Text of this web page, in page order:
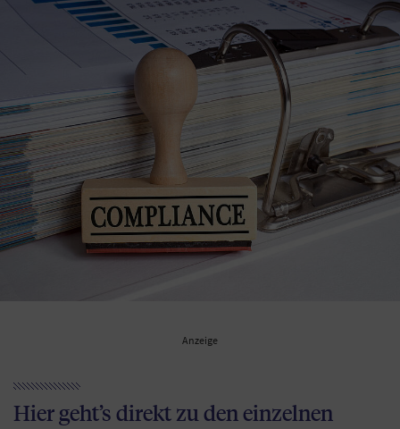
Anzeige
Hier geht’s direkt zu den einzelnen